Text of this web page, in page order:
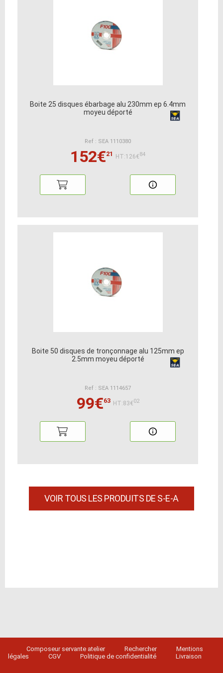
Boite 25 disques ébarbage alu 230mm ep 6.4mm
moyeu déporté
Ref : SEA 1110380
152€21 HT:126€84
Boite 50 disques de tronçonnage alu 125mm ep
2.5mm moyeu déporté
Ref : SEA 1114657
99€63 HT:83€02
VOIR TOUS LES PRODUITS DE S-E-A
Composeur servante atelier Rechercher
Mentions
légales
CGV Politique de confidentialité Livraison